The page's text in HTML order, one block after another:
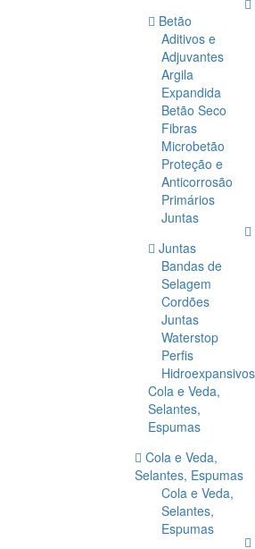
Betão
Aditivos e
Adjuvantes
Argila
Expandida
Betão Seco
Fibras
Microbetão
Proteção e
Anticorrosão
Primários
Juntas
Juntas
Bandas de
Selagem
Cordões
Juntas
Waterstop
Perfis
Hidroexpansivos
Cola e Veda,
Selantes,
Espumas
Cola e Veda,
Selantes, Espumas
Cola e Veda,
Selantes,
Espumas